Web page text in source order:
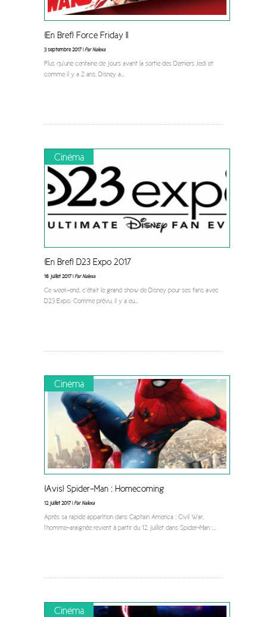
[En Bref] Force Friday II
3 septembre 2017 |Par Nalexa
Plus qu’une centaine de jours avant la sortie des Derniers Jedi et
comme il y a 2 ans, Disney a...
Cinéma
[En Bref] D23 Expo 2017
16 juillet 2017 |Par Nalexa
Ce week-end, c’était le grand show de Disney pour ses fans avec
D23 Expo. Comme prévu, il y a eu...
Cinéma
[Avis] Spider-Man : Homecoming
12 juillet 2017 |Par Nalexa
Après sa rapide apparition dans Captain America : Civil War,
l’homme-araignée revient à partir du 12 juillet dans Spider-Man :...
Cinéma